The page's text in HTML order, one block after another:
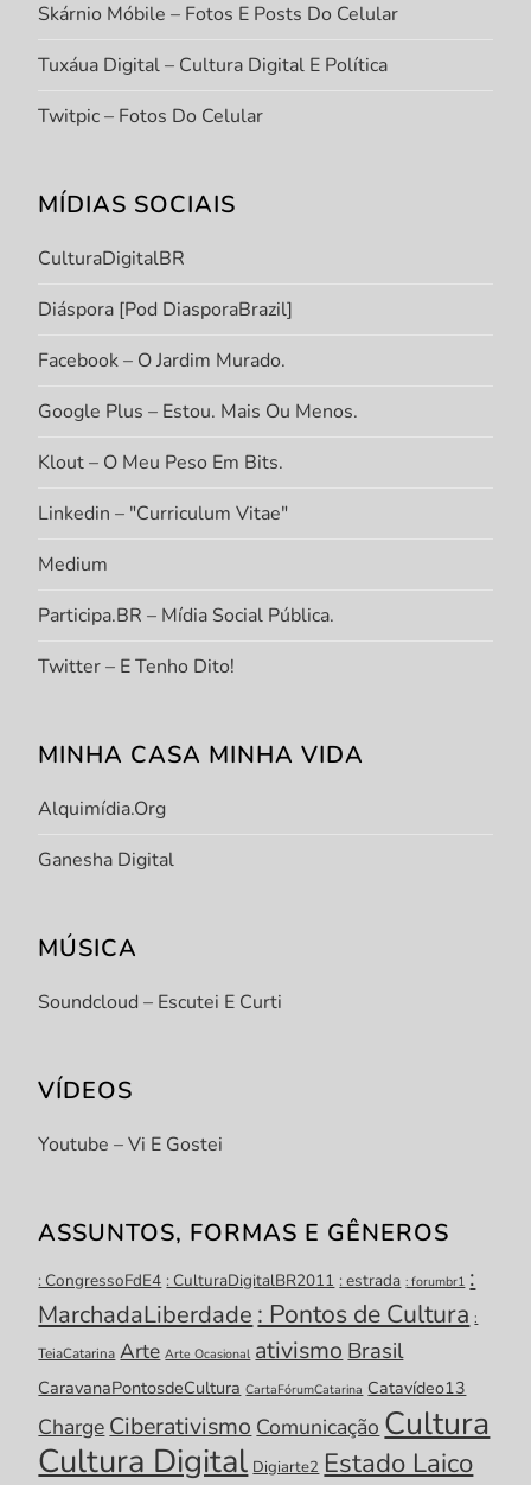
Skárnio Móbile – Fotos E Posts Do Celular
Tuxáua Digital – Cultura Digital E Política
Twitpic – Fotos Do Celular
MÍDIAS SOCIAIS
CulturaDigitalBR
Diáspora [Pod DiasporaBrazil]
Facebook – O Jardim Murado.
Google Plus – Estou. Mais Ou Menos.
Klout – O Meu Peso Em Bits.
Linkedin – "Curriculum Vitae"
Medium
Participa.BR – Mídia Social Pública.
Twitter – E Tenho Dito!
MINHA CASA MINHA VIDA
Alquimídia.org
Ganesha Digital
MÚSICA
Soundcloud – Escutei E Curti
VÍDEOS
Youtube – Vi E Gostei
ASSUNTOS, FORMAS E GÊNEROS
: CongressoFdE4 : CulturaDigitalBR2011 : estrada : forumbr1 :
MarchadaLiberdade : Pontos de Cultura :
TeiaCatarina Arte Arte Ocasional ativismoBrasil
CaravanaPontosdeCultura CartaFórumCatarina Catavídeo13
ChargeCiberativismoComunicação Cultura
Cultura Digital Digiarte2 Estado Laico